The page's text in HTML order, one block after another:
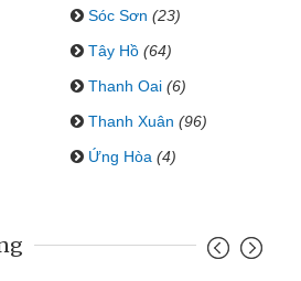
Sóc Sơn (23)
Tây Hồ (64)
Thanh Oai (6)
Thanh Xuân (96)
Ứng Hòa (4)